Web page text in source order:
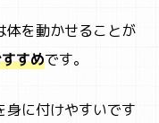
体を動かせることが
すめです。
身に付けやすいです